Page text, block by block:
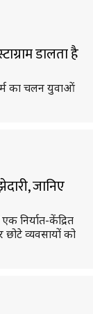
डालता है
का चलन युवाओं
जानिए
निर्यात-केंद्रित
छोटे व्यवसायों को